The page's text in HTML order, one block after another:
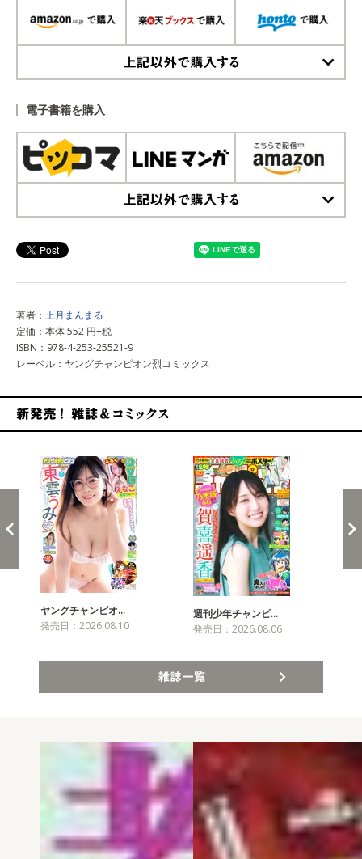
電子書籍を購入
著者： 上月まんまる
定価：本体 552 円+税
ISBN：978-4-253-25521-9
レーベル：ヤングチャンピオン烈コミックス
ヤングチャンピオ…
発売日：2026.08.10
週刊少年チャンピ…
発売日：2026.08.06